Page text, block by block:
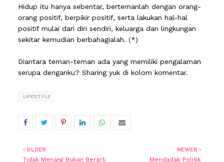
Hidup itu hanya sebentar, bertemanlah dengan orang-
orang positif, berpikir positif, serta lakukan hal-hal
positif mulai dari diri sendiri, keluarga dan lingkungan
sekitar kemudian berbahagialah. (*)
Diantara teman-teman ada yang memiliki pengalaman
serupa denganku? Sharing yuk di kolom komentar.
LIFESTYLE
NEWER
Mendadak Politik
OLDER
Tidak Menang Bukan Berarti